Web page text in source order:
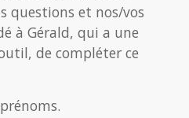
questions et nos/vos
à Gérald, qui a une
de compléter ce